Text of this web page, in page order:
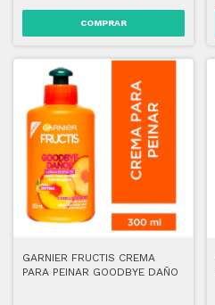
GARNIER FRUCTIS CREMA
PARA PEINAR GOODBYE DAÑO